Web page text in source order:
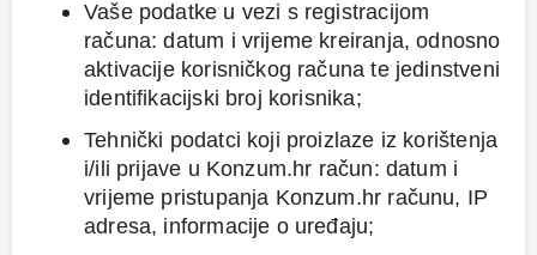
Vaše podatke u vezi s registracijom
računa: datum i vrijeme kreiranja, odnosno
aktivacije korisničkog računa te jedinstveni
identifikacijski broj korisnika;
Tehnički podatci koji proizlaze iz korištenja
i/ili prijave u Konzum.hr račun: datum i
vrijeme pristupanja Konzum.hr računu, IP
adresa, informacije o uređaju;